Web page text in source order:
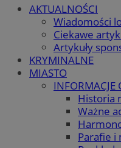
AKTUALNOŚCI
Wiadomości
Ciekawe
Artykuły
KRYMINALNE
MIASTO
INFORMACJE
Historia
Ważne
Parafie i